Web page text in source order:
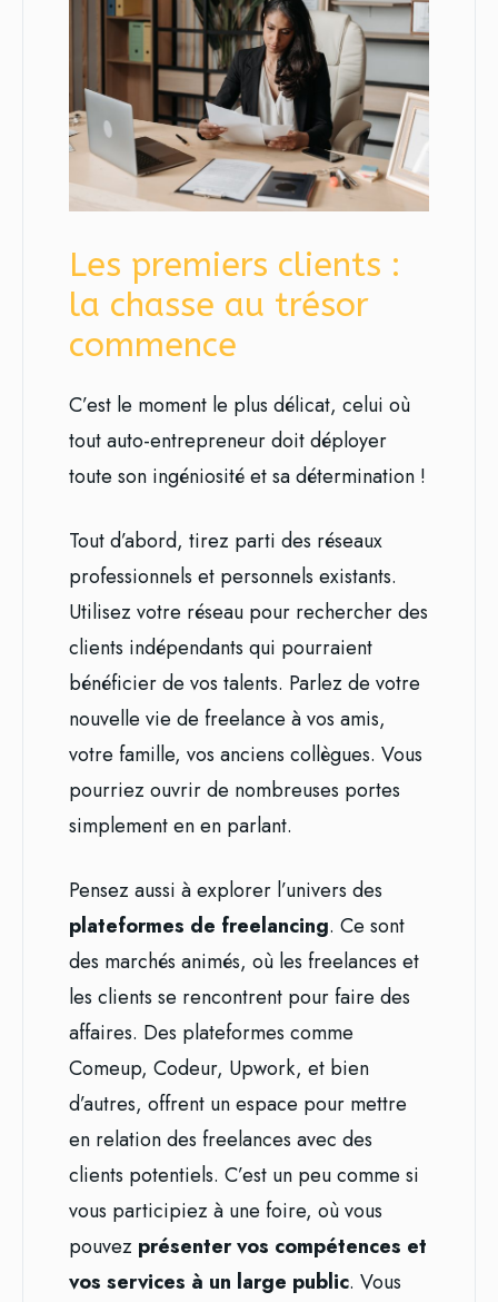
Les premiers clients :
la chasse au trésor
commence
C’est le moment le plus délicat, celui où
tout auto-entrepreneur doit déployer
toute son ingéniosité et sa détermination !
Tout d’abord, tirez parti des réseaux
professionnels et personnels existants.
Utilisez votre réseau pour rechercher des
clients indépendants qui pourraient
bénéficier de vos talents. Parlez de votre
nouvelle vie de freelance à vos amis,
votre famille, vos anciens collègues. Vous
pourriez ouvrir de nombreuses portes
simplement en en parlant.
Pensez aussi à explorer l’univers des
plateformes de freelancing. Ce sont
des marchés animés, où les freelances et
les clients se rencontrent pour faire des
affaires. Des plateformes comme
Comeup, Codeur, Upwork, et bien
d’autres, offrent un espace pour mettre
en relation des freelances avec des
clients potentiels. C’est un peu comme si
vous participiez à une foire, où vous
pouvez présenter vos compétences et
vos services à un large public. Vous